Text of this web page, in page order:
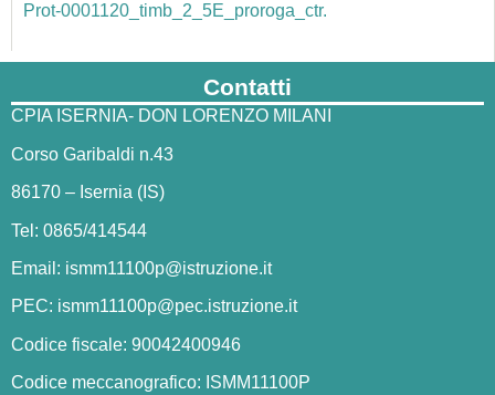
Prot-0001120_timb_2_5E_proroga_ctr.
Contatti
CPIA ISERNIA- DON LORENZO MILANI
Corso Garibaldi n.43
86170 – Isernia (IS)
Tel: 0865/414544
Email: ismm11100p@istruzione.it
PEC: ismm11100p@pec.istruzione.it
Codice fiscale: 90042400946
Codice meccanografico: ISMM11100P